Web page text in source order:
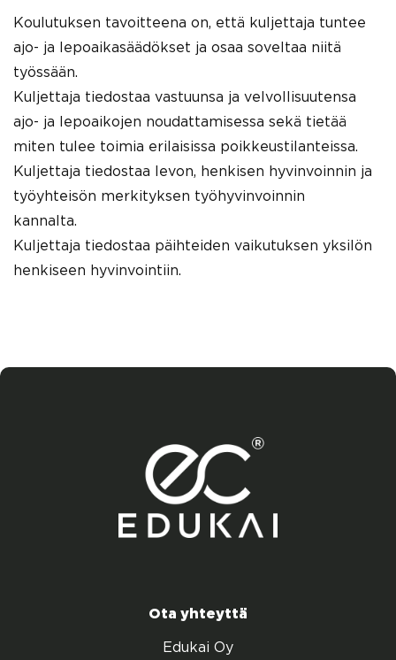
Koulutuksen tavoitteena on, että kuljettaja tuntee
ajo- ja lepoaikasäädökset ja osaa soveltaa niitä
työssään.
Kuljettaja tiedostaa vastuunsa ja velvollisuutensa
ajo- ja lepoaikojen noudattamisessa sekä tietää
miten tulee toimia erilaisissa poikkeustilanteissa.
Kuljettaja tiedostaa levon, henkisen hyvinvoinnin ja
työyhteisön merkityksen työhyvinvoinnin
kannalta.
Kuljettaja tiedostaa päihteiden vaikutuksen yksilön
henkiseen hyvinvointiin.
Ota yhteyttä
Edukai Oy